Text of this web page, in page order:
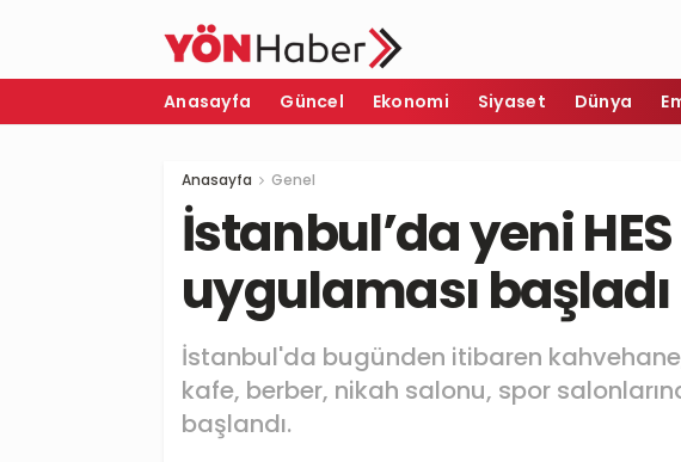
Anasayfa Güncel Ekonomi Siyaset Dünya
Anasayfa Genel
İstanbul’da yeni
uygulaması başladı
İstanbul'da bugünden itibaren
kafe, berber, nikah salonu, spor
başlandı.